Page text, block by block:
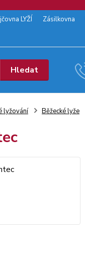
LYŽÍ Zásilkovna
Hledat
lyžování Běžecké lyže